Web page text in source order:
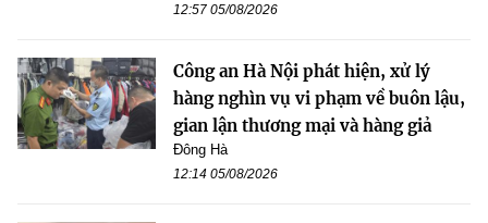
12:57 05/08/2026
Công an Hà Nội phát hiện, xử lý
hàng nghìn vụ vi phạm về buôn lậu,
gian lận thương mại và hàng giả
Đông Hà
12:14 05/08/2026